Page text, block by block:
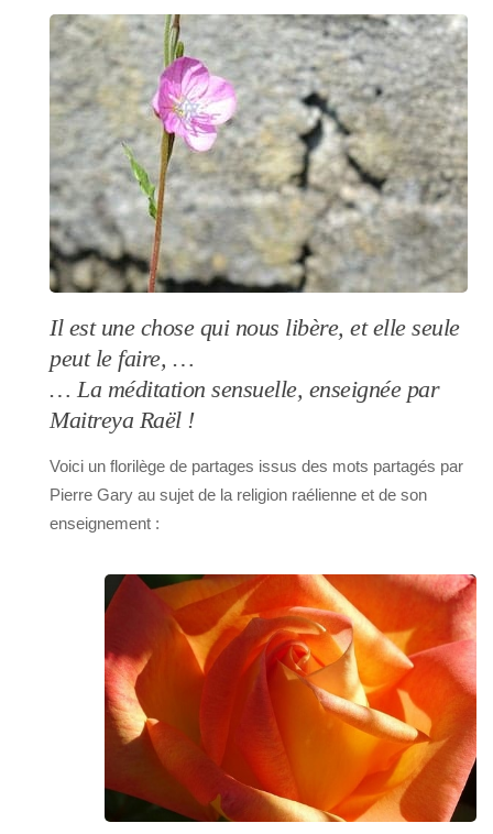
Il est une chose qui nous libère, et elle seule
peut le faire, …
… La méditation sensuelle, enseignée par
Maitreya Raël !
Voici un florilège de partages issus des mots partagés par
Pierre Gary au sujet de la religion raélienne et de son
enseignement :